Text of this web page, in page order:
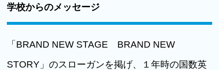
学校からのメッセージ
「BRAND NEW STAGE BRAND NEW
STORY」のスローガンを掲げ、１年時の国数英